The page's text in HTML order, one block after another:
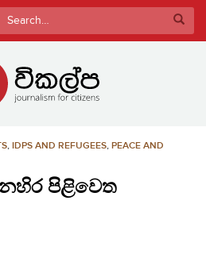
Search
, IDPS AND REFUGEES, PEACE AND
පිළිවෙත